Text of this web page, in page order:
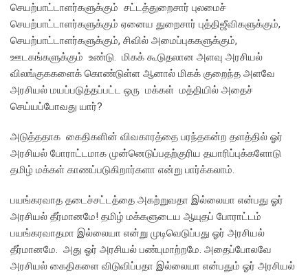
செயற்பாட்டாளர்களுக்கும் சட்டத்துறைசார் புலமைச்
செயற்பாட்டாளர்களுக்கும் ஏனைய துறைசார் புத்திஜீவிகளுக்கும்,
செயற்பாட்டாளர்களுக்கும், சிவில் அமைப்புககளுக்கும்,
ஊடகங்களுக்கும் உண்டு. மிகக் கூடுதலான அளவு அரசியல்
விலங்குககளைக் கொண்டுள்ள ஆனால் மிகக் குறைந்த அளவே
அரசியல் மயப்படுத்தப்பட்ட ஒரு மக்கள் மத்தியில் அதைச்
செய்யப்போவது யார்?
அடுத்ததாக கைதிகளின் விவகாரத்தை பரந்தகன்ற தளத்தில் ஓர்
அரசியல் போராட்டமாக முன்னெடுப்பதற்குரிய தயாரிப்புக்களோடு
தமிழ் மக்கள் காணப்படுகிறார்களா என்று பார்க்கலாம்.
பயங்கரவாத தடைச்சட்டத்தை அகற்றுவதா இல்லையா என்பது ஓர்
அரசியல் தீர்மானமே! தமிழ் மக்களுடைய ஆயுதப் போராட்டம்
பயங்கரவாதமா இல்லையா என்று முடிவெடுப்பது ஓர் அரசியல்
தீர்மானமே. அது ஓர் அரசியல் பண்புமாற்றமே. அதைப்போலவே
அரசியல் கைதிகளை விடுவிப்பதா இல்லையா என்பதும் ஓர் அரசியல்